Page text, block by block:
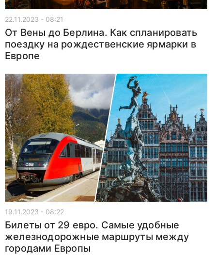
22.11.2023 - 08:21
От Вены до Берлина. Как спланировать
поездку на рождественские ярмарки в
Европе
19.11.2023 - 08:22
Билеты от 29 евро. Самые удобные
железнодорожные маршруты между
городами Европы